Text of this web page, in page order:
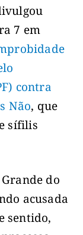
7 em
contra
Não, que
sífilis
do
acusada
sentido,